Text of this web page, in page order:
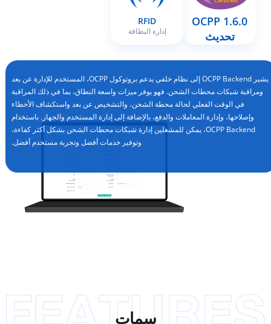
OCPP 1.6.0
تحديث
RFID
إدارة البطاقة
يشير OCPP Backend إلى نظام خلفي يدعم بروتوكول OCPP، المستخدم للإدارة عن بعد
ومراقبة شبكات محطات الشحن. فهو يوفر ميزات واسعة النطاق، بما في ذلك المراقبة
في الوقت الفعلي لحالة محطة الشحن، والتشخيص عن بعد واستكشاف الأخطاء
وإصلاحها، وإدارة المعاملات والدفع، بالإضافة إلى إدارة المستخدم والجهاز. باستخدام
OCPP Backend، يمكن للمشغلين إدارة شبكات محطات الشحن بشكل أكثر كفاءة،
وتوفير خدمات أفضل وتجربة مستخدم أفضل.
سمات